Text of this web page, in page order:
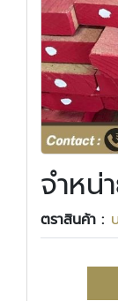
จำหน่
ตราสินค้า :